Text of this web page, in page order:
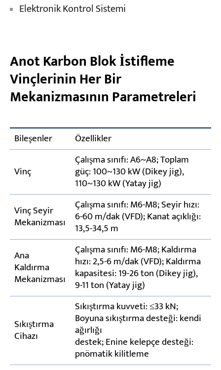
Elektronik Kontrol Sistemi
Anot Karbon Blok İstifleme
Vinçlerinin Her Bir
Mekanizmasının Parametreleri
Bileşenler Özellikler
Vinç
Çalışma sınıfı: A6~A8; Toplam
güç: 100~130 kW (Dikey jig),
110~130 kW (Yatay jig)
Vinç Seyir
Mekanizması
Çalışma sınıfı: M6-M8; Seyir hızı:
6-60 m/dak (VFD); Kanat açıklığı:
13,5-34,5 m
Ana
Kaldırma
Mekanizması
Çalışma sınıfı: M6-M8; Kaldırma
hızı: 2,5-6 m/dak (VFD); Kaldırma
kapasitesi: 19-26 ton (Dikey jig),
9-11 ton (Yatay jig)
Sıkıştırma
Cihazı
Sıkıştırma kuvveti: ≤33 kN;
Boyuna sıkıştırma desteği: kendi
ağırlığı
destek; Enine kelepçe desteği:
pnömatik kilitleme